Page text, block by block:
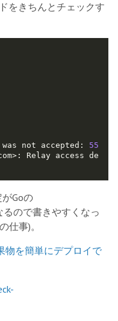
をきちんとチェックす
was not accepted: 55
Relay access de
Goの
るので書きやすくなっ
仕事)。
物を簡単にデプロイで